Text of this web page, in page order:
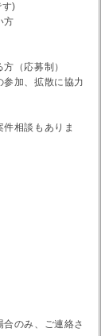
す)
方
（応募制）
参加、拡散に協力
相談もありま
のみ、ご連絡さ